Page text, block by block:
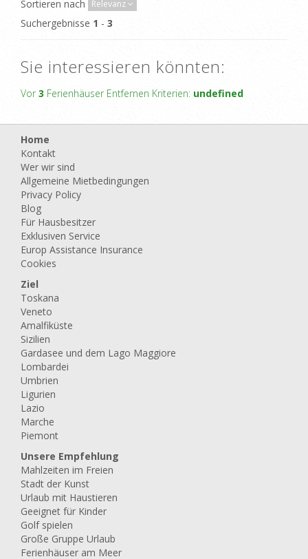
Sortieren nach Relevanz
Suchergebnisse 1 - 3
Sie interessieren könnten:
Vor 3 Ferienhäuser Entfernen Kriterien: undefined
Home
Kontakt
Wer wir sind
Allgemeine Mietbedingungen
Privacy Policy
Blog
Für Hausbesitzer
Exklusiven Service
Europ Assistance Insurance
Cookies
Ziel
Toskana
Veneto
Amalfiküste
Sizilien
Gardasee und dem Lago Maggiore
Lombardei
Umbrien
Ligurien
Lazio
Marche
Piemont
Unsere Empfehlung
Mahlzeiten im Freien
Stadt der Kunst
Urlaub mit Haustieren
Geeignet für Kinder
Golf spielen
Große Gruppe Urlaub
Ferienhäuser am Meer